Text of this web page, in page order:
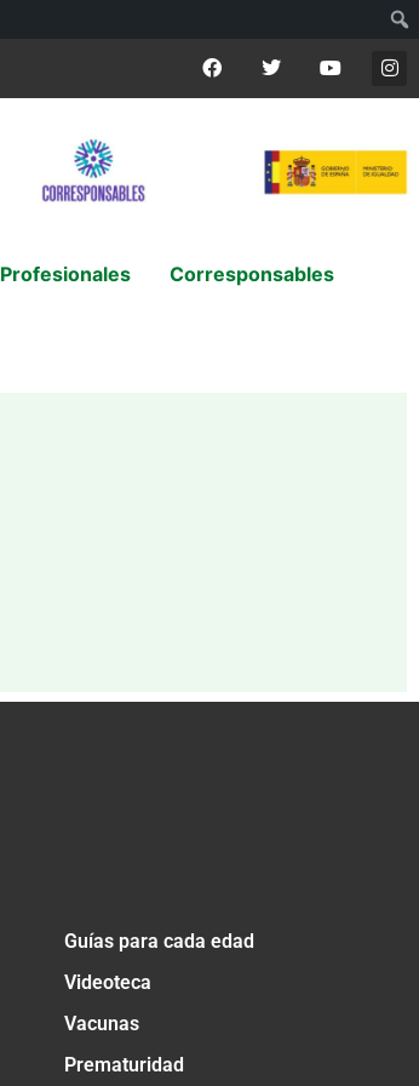
Profesionales Corresponsables
Guías para cada edad
Videoteca
Vacunas
Prematuridad